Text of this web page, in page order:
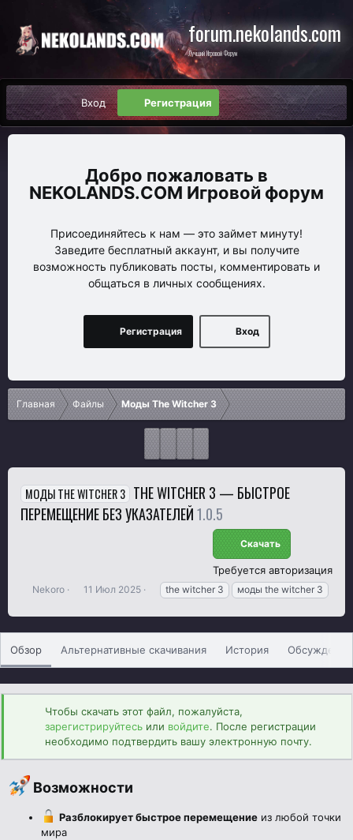
forum.nekolands.com
Лучший Игровой Форум
Вход Регистрация
NEKOLANDS.COM Игровой форум
Присоединяйтесь к нам — это займет минуту!
Заведите бесплатный аккаунт, и вы получите
возможность публиковать посты, комментировать и
общаться в личных сообщениях.
Вход
Регистрация
Главная Файлы Моды The Witcher 3
МОДЫ THE WITCHER 3 THE WITCHER 3 — БЫСТРОЕ
ПЕРЕМЕЩЕНИЕ БЕЗ УКАЗАТЕЛЕЙ1.0.5
Скачать
Требуется авторизация
А
т
о
Nekoro
Д
т
а
д
н
и
я
11 Июл 2025
Т
е
г
и
the witcher 3 моды the witcher 3
Обзор Альтернативные скачивания История Обсуждение
Чтобы скачать этот файл, пожалуйста,
зарегистрируйтесь или войдите. После регистрации
необходимо подтвердить вашу электронную почту.
Возможности​
Разблокирует быстрое перемещение из любой точки
мира